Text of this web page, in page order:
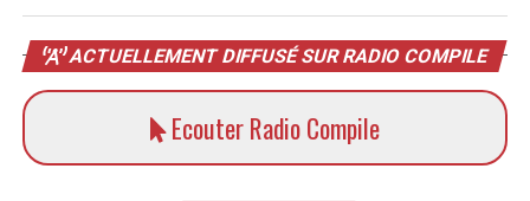
ACTUELLEMENT DIFFUSÉ SUR RADIO COMPILE
Ecouter Radio Compile